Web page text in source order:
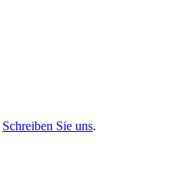
Schreiben Sie uns.